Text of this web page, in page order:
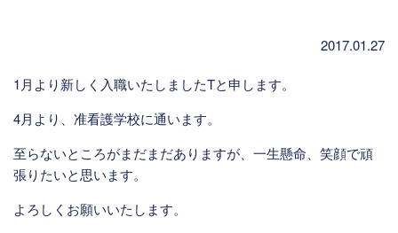
2017.01.27
1月より新しく入職いたしましたTと申します。
4月より、准看護学校に通います。
至らないところがまだまだありますが、一生懸命、笑顔で頑
張りたいと思います。
よろしくお願いいたします。